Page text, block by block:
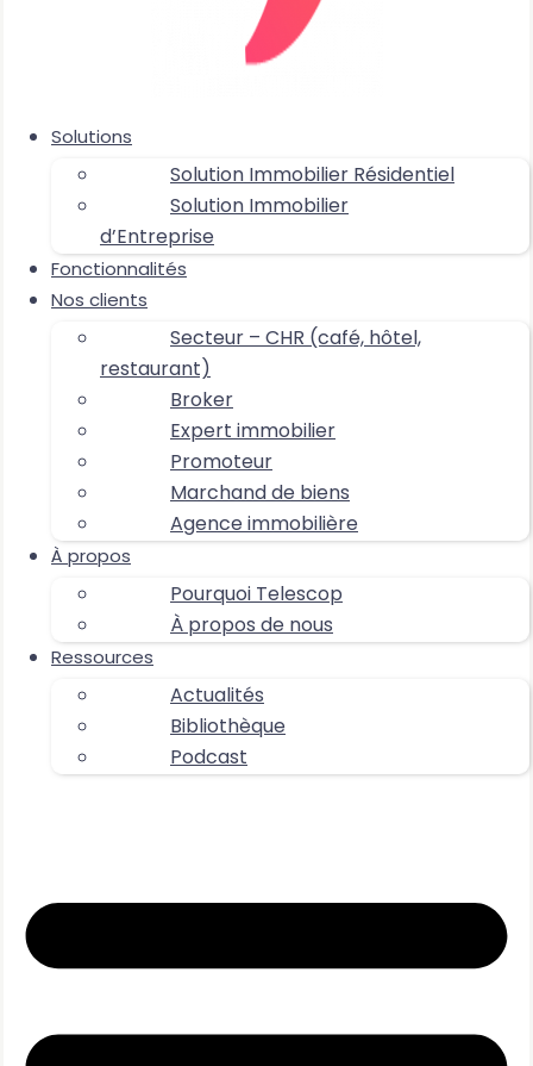
Solutions
Solution Immobilier Résidentiel
Solution Immobilier
d’Entreprise
Fonctionnalités
Nos clients
Secteur – CHR (café, hôtel,
restaurant)
Broker
Expert immobilier
Promoteur
Marchand de biens
Agence immobilière
À propos
Pourquoi Telescop
À propos de nous
Ressources
Actualités
Bibliothèque
Podcast